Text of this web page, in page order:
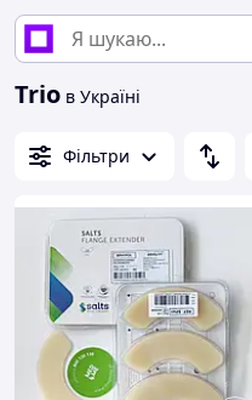
Trio в Україні
Фільтри